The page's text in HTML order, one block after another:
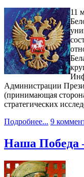
11
Администрации
(принимающая
стратегических
Подробнее... 9
Наша Победа